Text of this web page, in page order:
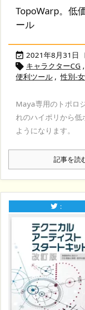
TopoWarp。低
ール
 2021年8月31日
 キャラクターCG ,
便利ツール , 性別-
Maya専用のトポロ
れのハイポリから低
ようになります。
記事を読
：